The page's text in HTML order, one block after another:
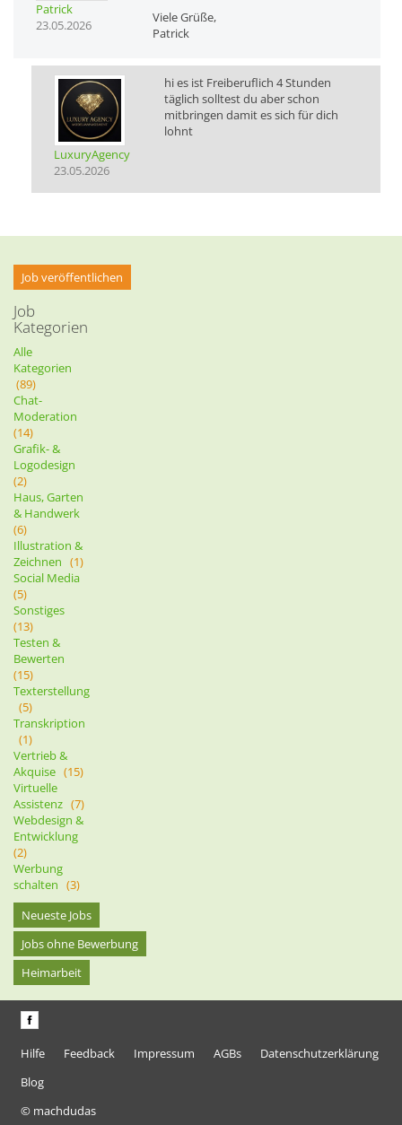
Patrick
23.05.2026
Viele Grüße,
Patrick
LuxuryAgency
23.05.2026
hi es ist Freiberuflich 4 Stunden
täglich solltest du aber schon
mitbringen damit es sich für dich
lohnt
Job veröffentlichen
Job
Kategorien
Alle
Kategorien
(89)
Chat-
Moderation
(14)
Grafik- &
Logodesign
(2)
Haus, Garten
& Handwerk
(6)
Illustration &
Zeichnen (1)
Social Media
(5)
Sonstiges
(13)
Testen &
Bewerten
(15)
Texterstellung
(5)
Transkription
(1)
Vertrieb &
Akquise (15)
Virtuelle
Assistenz (7)
Webdesign &
Entwicklung
(2)
Werbung
schalten (3)
Neueste Jobs
Jobs ohne Bewerbung
Heimarbeit
Hilfe Feedback Impressum AGBs
Datenschutzerklärung
Blog
© machdudas